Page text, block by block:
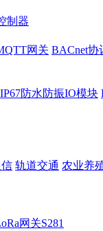
制器
网关 BACnet协
IP67防水防振IO模块
轨道交通 农业养
网关S281